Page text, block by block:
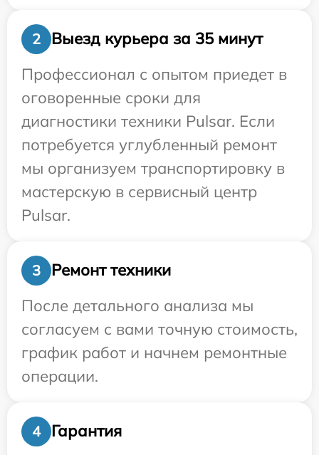
2
Выезд курьера за 35 минут
Профессионал с опытом приедет в
оговоренные сроки для
диагностики техники Pulsar. Если
потребуется углубленный ремонт
мы организуем транспортировку в
мастерскую в сервисный центр
Pulsar.
3
Ремонт техники
После детального анализа мы
согласуем с вами точную стоимость,
график работ и начнем ремонтные
операции.
4
Гарантия